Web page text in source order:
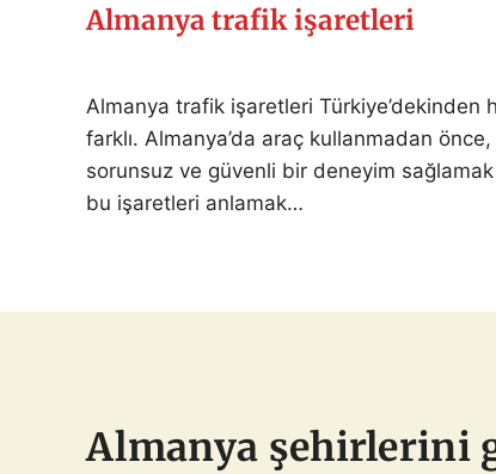
Almanya trafik işaretleri
Almanya trafik işaretleri Türkiye’dekinden
farklı. Almanya’da araç kullanmadan önce,
sorunsuz ve güvenli bir deneyim
bu işaretleri anlamak…
Almanya şehirlerini